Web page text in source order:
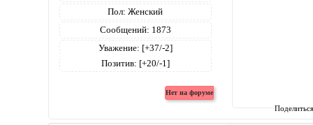
Пол: Женский
Сообщений: 1873
Уважение: [+37/-2]
Позитив: [+20/-1]